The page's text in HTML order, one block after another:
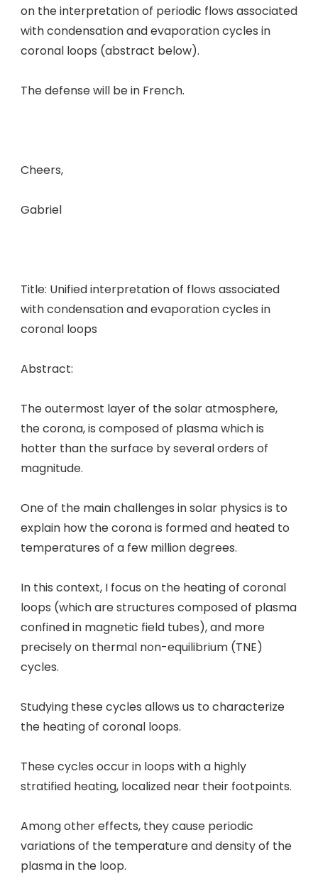
on the interpretation of periodic flows associated
with condensation and evaporation cycles in
coronal loops (abstract below).
The defense will be in French.
Cheers,
Gabriel
Title: Unified interpretation of flows associated
with condensation and evaporation cycles in
coronal loops
Abstract:
The outermost layer of the solar atmosphere,
the corona, is composed of plasma which is
hotter than the surface by several orders of
magnitude.
One of the main challenges in solar physics is to
explain how the corona is formed and heated to
temperatures of a few million degrees.
In this context, I focus on the heating of coronal
loops (which are structures composed of plasma
confined in magnetic field tubes), and more
precisely on thermal non-equilibrium (TNE)
cycles.
Studying these cycles allows us to characterize
the heating of coronal loops.
These cycles occur in loops with a highly
stratified heating, localized near their footpoints.
Among other effects, they cause periodic
variations of the temperature and density of the
plasma in the loop.